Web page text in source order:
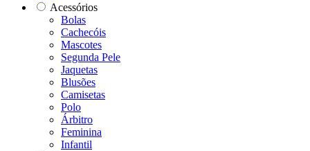
Acessórios
Bolas
Cachecóis
Mascotes
Segunda Pele
Jaquetas
Blusões
Camisetas
Polo
Árbitro
Feminina
Infantil